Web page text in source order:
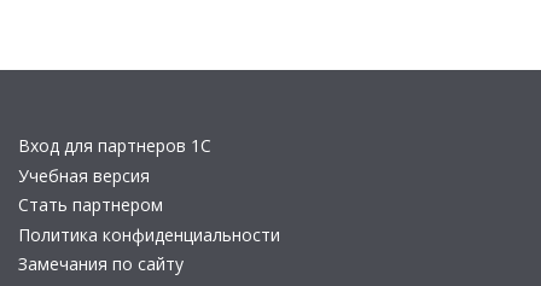
Вход для партнеров 1С
Учебная версия
Стать партнером
Политика конфиденциальности
Замечания по сайту